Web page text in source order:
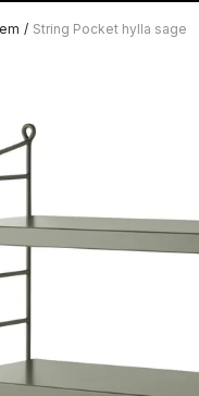
/ String Pocket hylla sage